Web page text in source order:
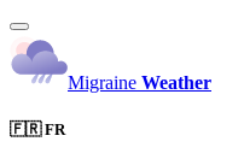
Migraine Weather
🇫🇷 FR